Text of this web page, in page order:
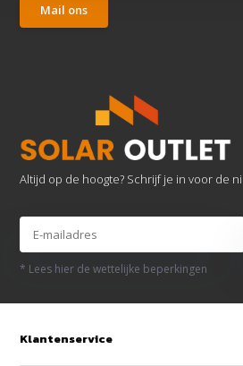
Mail ons
Altijd op de hoogte? Schrijf je in voor de
* Lees hier de wettelijke beperkingen
Klantenservice